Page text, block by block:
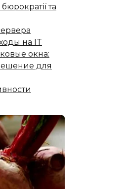
та
на IT
окна:
для